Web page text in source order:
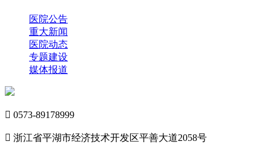
医院公告
重大新闻
医院动态
专题建设
媒体报道
 0573-89178999
 浙江省平湖市经济技术开发区平善大道2058号